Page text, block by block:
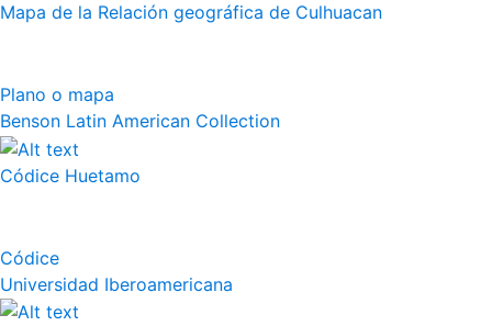
Mapa de la Relación geográfica de Culhuacan
Plano o mapa
Benson Latin American Collection
Códice Huetamo
Códice
Universidad Iberoamericana